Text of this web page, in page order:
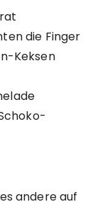
die Finger
Keksen
andere auf